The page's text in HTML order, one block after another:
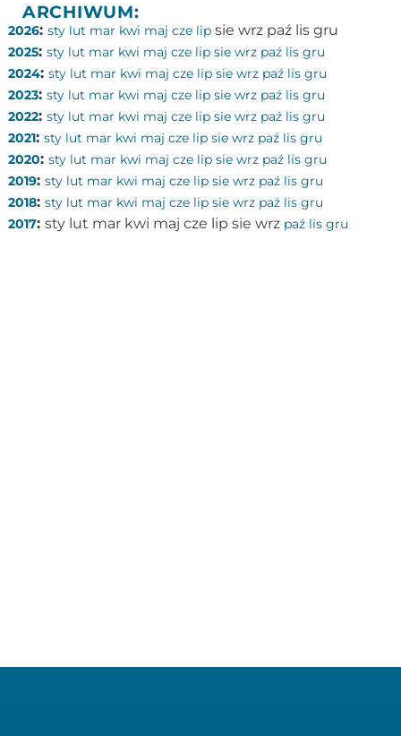
ARCHIWUM:
2026: sty lut mar kwi maj cze lip sie wrz paź lis gru
2025: sty lut mar kwi maj cze lip sie wrz paź lis gru
2024: sty lut mar kwi maj cze lip sie wrz paź lis gru
2023: sty lut mar kwi maj cze lip sie wrz paź lis gru
2022: sty lut mar kwi maj cze lip sie wrz paź lis gru
2021: sty lut mar kwi maj cze lip sie wrz paź lis gru
2020: sty lut mar kwi maj cze lip sie wrz paź lis gru
2019: sty lut mar kwi maj cze lip sie wrz paź lis gru
2018: sty lut mar kwi maj cze lip sie wrz paź lis gru
2017: sty lut mar kwi maj cze lip sie wrz paź lis gru